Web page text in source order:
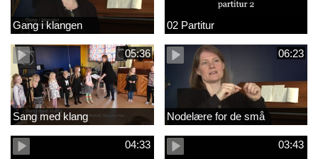
Gang i klangen 02 Partitur
05:36
Sang med klang
06:23
Nodelære for de små
04:33 03:43